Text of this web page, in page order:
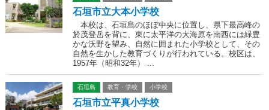
石垣市立大本小学校
本校は、石垣島のほぼ中央に位置し、県下最高峰の
於茂登岳を背に、東に太平洋の大海原を南西には緑豊
かな沃野を望み、自然に囲まれた小学校として、その
自然を生かした教育づくりが行われている。校区は、
1957年（昭和32年） ...
石垣島 教育・学校 小学校
石垣市立平真小学校